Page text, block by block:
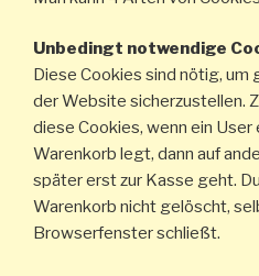
Unbedingt notwendige
Diese Cookies sind nötig, um
der Website sicherzustellen.
diese Cookies, wenn ein User
Warenkorb legt, dann auf
später erst zur Kasse geht.
Warenkorb nicht gelöscht,
Browserfenster schließt.